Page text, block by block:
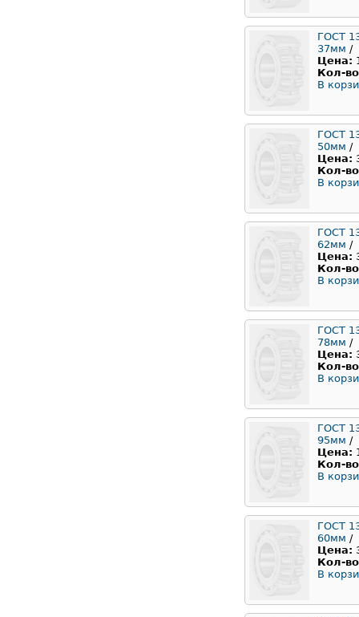
ГОСТ
37мм /
Цена:
Кол-
В
ГОСТ
50мм /
Цена:
Кол-
В
ГОСТ
62мм /
Цена:
Кол-
В
ГОСТ
78мм /
Цена:
Кол-
В
ГОСТ
95мм /
Цена:
Кол-
В
ГОСТ
60мм /
Цена:
Кол-
В